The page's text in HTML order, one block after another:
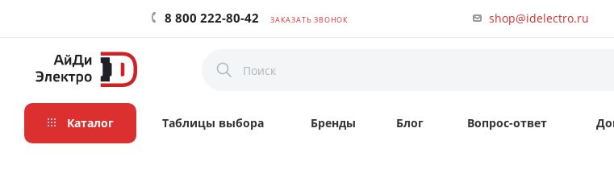
8 800 222-80-42 ЗАКАЗАТЬ ЗВОНОК shop@idelectro.ru
Каталог Таблицы выбора Бренды Блог Вопрос-ответ